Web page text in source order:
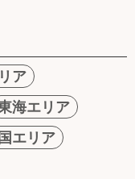
ア
海エリア
エリア